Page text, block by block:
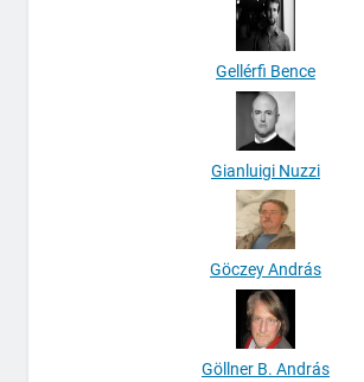
Gellérfi Bence
Gianluigi Nuzzi
Göczey András
Göllner B. András